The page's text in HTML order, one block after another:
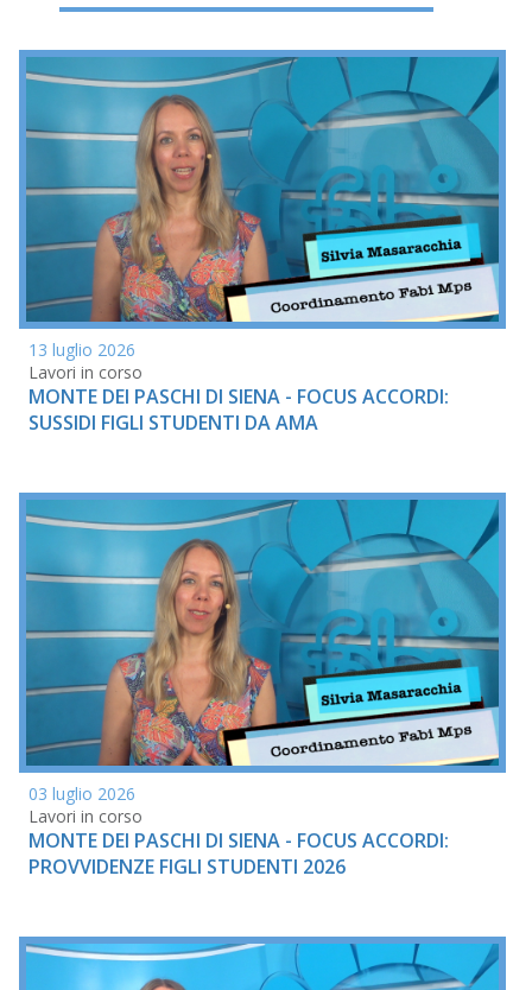
13 luglio 2026
Lavori in corso
MONTE DEI PASCHI DI SIENA - FOCUS ACCORDI:
SUSSIDI FIGLI STUDENTI DA AMA
03 luglio 2026
Lavori in corso
MONTE DEI PASCHI DI SIENA - FOCUS ACCORDI:
PROVVIDENZE FIGLI STUDENTI 2026